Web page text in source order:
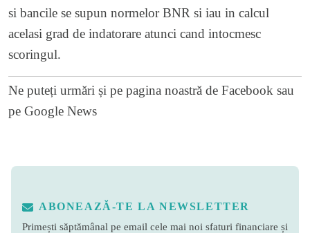
si bancile se supun normelor BNR si iau in calcul
acelasi grad de indatorare atunci cand intocmesc
scoringul.
Ne puteți urmări și pe pagina noastră de Facebook sau
pe Google News
ABONEAZĂ-TE LA NEWSLETTER
Primești săptămânal pe email cele mai noi sfaturi financiare și